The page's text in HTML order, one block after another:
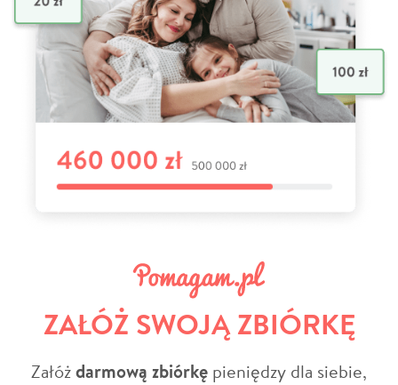
ZAŁÓŻ SWOJĄ ZBIÓRKĘ
Załóżdarmową zbiórkę pieniędzy dla siebie,